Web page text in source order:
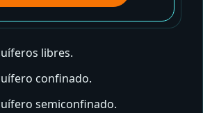
libres.
confinado.
semiconfinado.